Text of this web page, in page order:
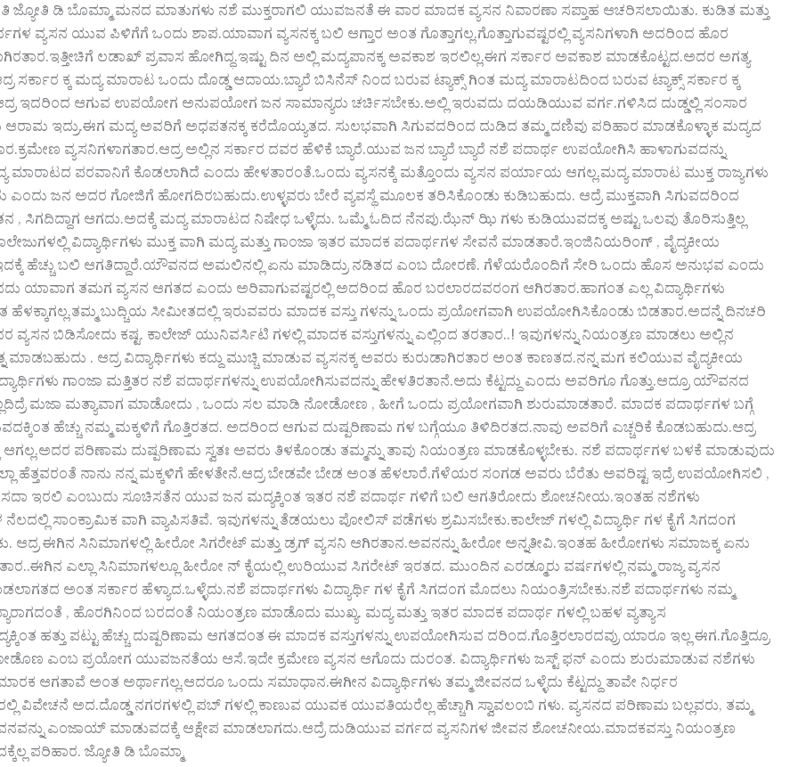
ಜ್ಯೋತಿ ಡಿ ಬೊಮ್ಮಾ ಮನದ ಮಾತುಗಳು ನಶೆ ಮುಕ್ತರಾಗಲಿ ಯುವಜನತೆ ಈ ವಾರ ಮಾದಕ ವ್ಯಸನ ನಿವಾರಣಾ ಸಪ್ತಾಹ ಆಚರಿಸಲಾಯಿತು. ಕುಡಿತ ಮತ್ತು
ವ್ಯಸನ ಯುವ ಪಿಳಿಗೆಗೆ ಒಂದು ಶಾಪ.ಯಾವಾಗ ವ್ಯಸನಕ್ಕ ಬಲಿ ಆಗ್ತಾರ ಅಂತ ಗೊತ್ತಾಗಲ್ಲ.ಗೊತ್ತಾಗುವಷ್ಟರಲ್ಲಿ ವ್ಯಸನಿಗಳಾಗಿ ಅದರಿಂದ ಹೊರ
ಲಡಾಖ್ ಪ್ರವಾಸ ಹೋಗಿದ್ಧ.ಇಷ್ಟು ದಿನ ಅಲ್ಲಿ ಮದ್ಯಪಾನಕ್ಕ ಅವಕಾಶ ಇರಲಿಲ್ಲ.ಈಗ ಸರ್ಕಾರ ಅವಕಾಶ ಮಾಡಕೊಟ್ಟದ.ಅದರ ಅಗತ್ಯ
ಸರ್ಕಾರ ಕ್ಕ ಮದ್ಯ ಮಾರಾಟ ಒಂದು ದೊಡ್ಡ ಆದಾಯ.ಬ್ಯಾರೆ ಬಿಸಿನೆಸ್ ನಿಂದ ಬರುವ ಟ್ಯಾಕ್ಸ್ ಗಿಂತ ಮದ್ಯ ಮಾರಾಟದಿಂದ ಬರುವ ಟ್ಯಾಕ್ಸ್ ಸರ್ಕಾರ ಕ್ಕ
ಇದರಿಂದ ಆಗುವ ಉಪಯೋಗ ಅನುಪಯೋಗ ಜನ ಸಾಮಾನ್ಯರು ಚರ್ಚಿಸಬೇಕು.ಅಲ್ಲಿ ಇರುವದು ದಯಡಿಯುವ ವರ್ಗ.ಗಳಿಸಿದ ದುಡ್ಡಲ್ಲಿ ಸಂಸಾರ
ಇದ್ರು.ಈಗ ಮದ್ಯ ಅವರಿಗೆ ಅಧಪತನಕ್ಕ ಕರೆದೊಯ್ಯತದ. ಸುಲಭವಾಗಿ ಸಿಗುವದರಿಂದ ದುಡಿದ ತಮ್ಮ ದಣಿವು ಪರಿಹಾರ ಮಾಡಕೊಳ್ಳಾಕ ಮದ್ಯದ
ವ್ಯಸನಿಗಳಾಗತಾರ.ಆದ್ರ ಅಲ್ಲಿನ ಸರ್ಕಾರ ದವರ ಹೆಳಿಕೆ ಬ್ಯಾರೆ.ಯುವ ಜನ ಬ್ಯಾರೆ ಬ್ಯಾರೆ ನಶೆ ಪದಾರ್ಥ ಉಪಯೋಗಿಸಿ ಹಾಳಾಗುವದನ್ನು
ಪರವಾನಿಗೆ ಕೊಡಲಾಗಿದೆ ಎಂದು ಹೇಳತಾರಂತೆ.ಒಂದು ವ್ಯಸನಕ್ಕೆ ಮತ್ತೊಂದು ವ್ಯಸನ ಪರ್ಯಾಯ ಆಗಲ್ಲ.ಮದ್ಯ ಮಾರಾಟ ಮುಕ್ತ ರಾಜ್ಯಗಳು
ಎಂದು ಜನ ಅದರ ಗೋಜಿಗೆ ಹೋಗದಿರಬಹುದು.ಉಳ್ಳವರು ಬೇರೆ ವ್ಯವಸ್ಥೆ ಮೂಲಕ ತರಿಸಿಕೊಂಡು ಕುಡಿಬಹುದು. ಆದ್ರೆ ಮುಕ್ತವಾಗಿ ಸಿಗುವದರಿಂದ
, ಸಿಗದಿದ್ದಾಗ ಆಗದು.ಅದಕ್ಕೆ ಮದ್ಯ ಮಾರಾಟದ ನಿಷೇಧ ಒಳ್ಳೆದು. ಒಮ್ಮೆ ಓದಿದ ನೆನಪು.ಝೆನ್ ಝಿ ಗಳು ಕುಡಿಯುವದಕ್ಕ ಅಷ್ಟು ಒಲವು ತೊರಿಸುತ್ತಿಲ್ಲ
ವಿದ್ಯಾರ್ಥಿಗಳು ಮುಕ್ತ ವಾಗಿ ಮದ್ಯ ಮತ್ತು ಗಾಂಜಾ ಇತರ ಮಾದಕ ಪದಾರ್ಥಗಳ ಸೇವನೆ ಮಾಡತಾರೆ.ಇಂಜಿನಿಯರಿಂಗ್ , ವೈದ್ಯಕೀಯ
ಹೆಚ್ಚು ಬಲಿ ಆಗತಿದ್ದಾರೆ.ಯೌವನದ ಅಮಲಿನಲ್ಲಿ ಏನು ಮಾಡಿದ್ರು ನಡಿತದ ಎಂಬ ದೋರಣೆ. ಗೆಳೆಯರೊಂದಿಗೆ ಸೇರಿ ಒಂದು ಹೊಸ ಅನುಭವ ಎಂದು
ಯಾವಾಗ ತಮಗ ವ್ಯಸನ ಆಗತದ ಎಂದು ಅರಿವಾಗುವಷ್ಟರಲ್ಲಿ ಅದರಿಂದ ಹೊರ ಬರಲಾರದವರಂಗ ಆಗಿರತಾರ.ಹಾಗಂತ ಎಲ್ಲ ವಿದ್ಯಾರ್ಥಿಗಳು
ಹೆಳಕ್ಕಾಗಲ್ಲ.ತಮ್ಮ ಬುದ್ಚಿಯ ಸೀಮೀತದಲ್ಲಿ ಇರುವವರು ಮಾದಕ ವಸ್ತು ಗಳನ್ನು ಒಂದು ಪ್ರಯೋಗವಾಗಿ ಉಪಯೋಗಿಸಿಕೊಂಡು ಬಿಡತಾರ.ಅದನ್ನೆ ದಿನಚರಿ
ಬಿಡಿಸೋದು ಕಷ್ಟ. ಕಾಲೇಜ್ ಯುನಿವರ್ಸಿಟಿ ಗಳಲ್ಲಿ ಮಾದಕ ವಸ್ತುಗಳನ್ನು ಎಲ್ಲಿಂದ ತರತಾರ..! ಇವುಗಳನ್ನು ನಿಯಂತ್ರಣ ಮಾಡಲು ಅಲ್ಲಿನ
ಮಾಡಬಹುದು . ಆದ್ರ ವಿದ್ಯಾರ್ಥಿಗಳು ಕದ್ದು ಮುಚ್ಚಿ ಮಾಡುವ ವ್ಯಸನಕ್ಕ ಅವರು ಕುರುಡಾಗಿರತಾರ ಅಂತ ಕಾಣತದ.ನನ್ನ ಮಗ ಕಲಿಯುವ ವೈದ್ಯಕೀಯ
ಗಾಂಜಾ ಮತ್ತಿತರ ನಶೆ ಪದಾರ್ಥಗಳನ್ನು ಉಪಯೋಗಿಸುವದನ್ನು ಹೇಳತಿರತಾನೆ.ಅದು ಕೆಟ್ಟದ್ದು ಎಂದು ಅವರಿಗೂ ಗೊತ್ತು.ಆದ್ರೂ ಯೌವನದ
ಮಜಾ ಮತ್ಯಾವಾಗ ಮಾಡೋದು , ಒಂದು ಸಲ ಮಾಡಿ ನೋಡೋಣ , ಹೀಗೆ ಒಂದು ಪ್ರಯೋಗವಾಗಿ ಶುರುಮಾಡತಾರೆ. ಮಾದಕ ಪದಾರ್ಥಗಳ ಬಗ್ಗೆ
ಹೆಚ್ಚು ನಮ್ಮ ಮಕ್ಕಳಿಗೆ ಗೊತ್ತಿರತದ. ಅದರಿಂದ ಆಗುವ ದುಷ್ಪರಿಣಾಮ ಗಳ ಬಗ್ಗೆಯೂ ತಿಳಿದಿರತದ.ನಾವು ಅವರಿಗೆ ಎಚ್ಚರಿಕೆ ಕೊಡಬಹುದು.ಆದ್ರ
ಪರಿಣಾಮ ದುಷ್ಪರಿಣಾಮ ಸ್ವತಃ ಅವರು ತಿಳಕೊಂಡು ತಮ್ಮನ್ನು ತಾವು ನಿಯಂತ್ರಣ ಮಾಡಕೊಳ್ಳಬೇಕು. ನಶೆ ಪದಾರ್ಥಗಳ ಬಳಕೆ ಮಾಡುವುದು
ಹೆತ್ತವರಂತೆ ನಾನು ನನ್ನ ಮಕ್ಕಳಿಗೆ ಹೇಳತೇನೆ.ಆದ್ರ ಬೇಡವೇ ಬೇಡ ಅಂತ ಹೆಳಲಾರೆ.ಗೆಳೆಯರ ಸಂಗಡ ಅವರು ಬೆರೆತು ಅವರಿಷ್ಟ ಇದ್ರೆ ಉಪಯೋಗಿಸಲಿ ,
ಸದಾ ಇರಲಿ ಎಂಬುದು ಸೂಚಿಸತೆನ ಯುವ ಜನ ಮದ್ಯಕ್ಕಿಂತ ಇತರ ನಶೆ ಪದಾರ್ಥ ಗಳಿಗೆ ಬಲಿ ಆಗತಿರೋದು ಶೋಚನೀಯ.ಇಂತಹ ನಶೆಗಳು
ಸಾಂಕ್ರಾಮಿಕ ವಾಗಿ ವ್ಯಾಪಿಸತಿವೆ. ಇವುಗಳನ್ನು ತೆಡಯಲು ಪೋಲಿಸ್ ಪಡೆಗಳು ಶ್ರಮಿಸಬೇಕು.ಕಾಲೇಜ್ ಗಳಲ್ಲಿ ವಿದ್ಯಾರ್ಥಿ ಗಳ ಕೈಗೆ ಸಿಗದಂಗ
ಆದ್ರ ಈಗಿನ ಸಿನಿಮಾಗಳಲ್ಲಿ ಹೀರೋ ಸಿಗರೇಟ್ ಮತ್ತು ಡ್ರಗ್‌ ವ್ಯಸನಿ ಆಗಿರತಾನ.ಅವನನ್ನು ಹೀರೋ ಅನ್ನತೀವಿ.ಇಂತಹ ಹೀರೋಗಳು ಸಮಾಜಕ್ಕ ಏನು
ಎಲ್ಲಾ ಸಿನಿಮಾಗಳಲ್ಲೂ ಹೀರೋ ನ್ ಕೈಯಲ್ಲಿ ಉರಿಯುವ ಸಿಗರೇಟ್ ಇರತದ. ಮುಂದಿನ ಎರಡ್ಮೂರು ವರ್ಷಗಳಲ್ಲಿ ನಮ್ಮ ರಾಜ್ಯ ವ್ಯಸನ
ಅಂತ ಸರ್ಕಾರ ಹೆಳ್ಯಾದ.ಒಳ್ಳೆದು.ನಶೆ ಪದಾರ್ಥಗಳು ವಿದ್ಯಾರ್ಥಿ ಗಳ ಕೈಗೆ ಸಿಗದಂಗ ಮೊದಲು ನಿಯಂತ್ರಿಸಬೇಕು.ನಶೆ ಪದಾರ್ಥಗಳು ನಮ್ಮ
, ಹೊರಗಿನಿಂದ ಬರದಂತೆ ನಿಯಂತ್ರಣ ಮಾಡೊದು ಮುಖ್ಯ. ಮದ್ಯ ಮತ್ತು ಇತರ ಮಾದಕ ಪದಾರ್ಥ ಗಳಲ್ಲಿ ಬಹಳ ವ್ಯತ್ಯಾಸ
ಹತ್ತು ಪಟ್ಟು ಹೆಚ್ಚು ದುಷ್ಪರಿಣಾಮ ಆಗತದಂತ ಈ ಮಾದಕ ವಸ್ತುಗಳನ್ನು ಉಪಯೋಗಿಸುವ ದರಿಂದ.ಗೊತ್ತಿರಲಾರದವ್ರು ಯಾರೂ ಇಲ್ಲ ಈಗ.ಗೊತ್ತಿದ್ರೂ
ಎಂಬ ಪ್ರಯೋಗ ಯುವಜನತೆಯ ಆಸೆ.ಇದೇ ಕ್ರಮೇಣ ವ್ಯಸನ ಆಗೊದು ದುರಂತ. ವಿದ್ಯಾರ್ಥಿಗಳು ಜಸ್ಟ್ ಫನ್ ಎಂದು ಶುರುಮಾಡುವ ನಶೆಗಳು
ಆಗತಾವೆ ಅಂತ ಅರ್ಥಾಗಲ್ಲ.ಆದರೂ ಒಂದು ಸಮಾಧಾನ.ಈಗೀನ ವಿದ್ಯಾರ್ಥಿಗಳು ತಮ್ಮ ಜೀವನದ ಒಳ್ಳೆದು ಕೆಟ್ಟದ್ದು ತಾವೇ ನಿರ್ಧರ
ವಿವೇಚನೆ ಅದ.ದೊಡ್ಡ ನಗರಗಳಲ್ಲಿ ಪಬ್ ಗಳಲ್ಲಿ ಕಾಣುವ ಯುವಕ ಯುವತಿಯರೆಲ್ಲ ಹೆಚ್ಚಾಗಿ ಸ್ವಾವಲಂಬಿ ಗಳು. ವ್ಯಸನದ ಪರಿಣಾಮ ಬಲ್ಲವರು, ತಮ್ಮ
ಎಂಜಾಯ್ ಮಾಡುವದಕ್ಕೆ ಆಕ್ಷೇಪ ಮಾಡಲಾಗದು.ಆದ್ರೆ ದುಡಿಯುವ ವರ್ಗದ ವ್ಯಸನಿಗಳ ಜೀವನ ಶೋಚನೀಯ.ಮಾದಕವಸ್ತು ನಿಯಂತ್ರಣ
ಪರಿಹಾರ. ಜ್ಯೋತಿ ಡಿ ಬೊಮ್ಮಾ